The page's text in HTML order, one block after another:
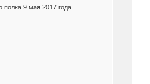
9 мая 2017 года.